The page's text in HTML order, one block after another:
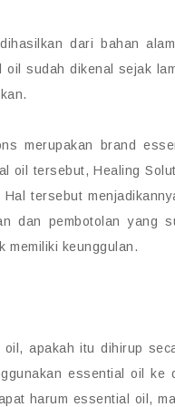
dari bahan
oil sudah dikenal sejak
merupakan brand
oil tersebut, Healing
tersebut
dan pembotolan yang
memiliki keunggulan.
apakah itu dihirup
essential oil ke
harum essential oil,